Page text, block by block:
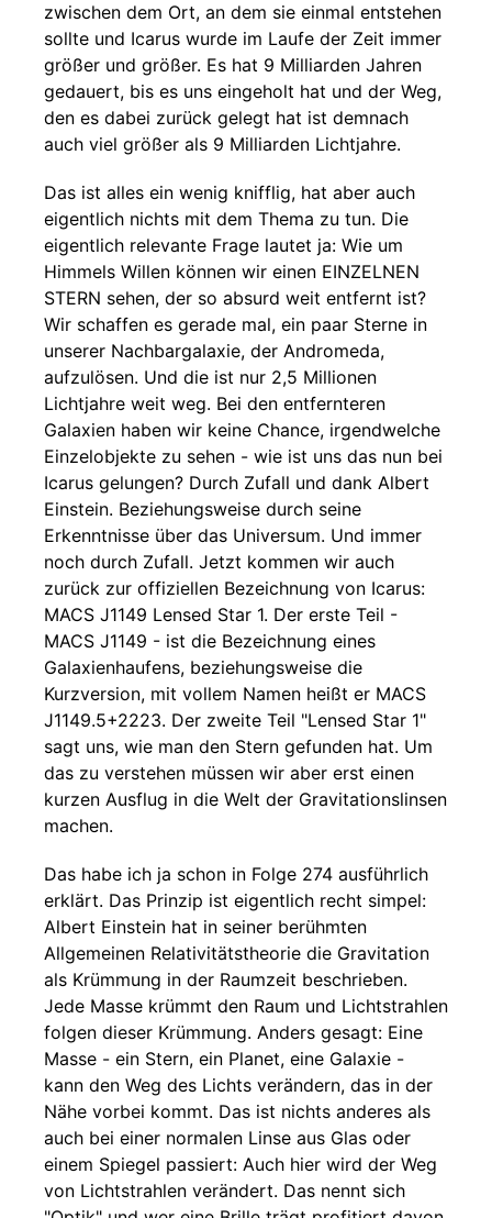
zwischen dem Ort, an dem sie einmal entstehen
sollte und Icarus wurde im Laufe der Zeit immer
größer und größer. Es hat 9 Milliarden Jahren
gedauert, bis es uns eingeholt hat und der Weg,
den es dabei zurück gelegt hat ist demnach
auch viel größer als 9 Milliarden Lichtjahre.
Das ist alles ein wenig knifflig, hat aber auch
eigentlich nichts mit dem Thema zu tun. Die
eigentlich relevante Frage lautet ja: Wie um
Himmels Willen können wir einen EINZELNEN
STERN sehen, der so absurd weit entfernt ist?
Wir schaffen es gerade mal, ein paar Sterne in
unserer Nachbargalaxie, der Andromeda,
aufzulösen. Und die ist nur 2,5 Millionen
Lichtjahre weit weg. Bei den entfernteren
Galaxien haben wir keine Chance, irgendwelche
Einzelobjekte zu sehen - wie ist uns das nun bei
Icarus gelungen? Durch Zufall und dank Albert
Einstein. Beziehungsweise durch seine
Erkenntnisse über das Universum. Und immer
noch durch Zufall. Jetzt kommen wir auch
zurück zur offiziellen Bezeichnung von Icarus:
MACS J1149 Lensed Star 1. Der erste Teil -
MACS J1149 - ist die Bezeichnung eines
Galaxienhaufens, beziehungsweise die
Kurzversion, mit vollem Namen heißt er MACS
J1149.5+2223. Der zweite Teil "Lensed Star 1"
sagt uns, wie man den Stern gefunden hat. Um
das zu verstehen müssen wir aber erst einen
kurzen Ausflug in die Welt der Gravitationslinsen
machen.
Das habe ich ja schon in Folge 274 ausführlich
erklärt. Das Prinzip ist eigentlich recht simpel:
Albert Einstein hat in seiner berühmten
Allgemeinen Relativitätstheorie die Gravitation
als Krümmung in der Raumzeit beschrieben.
Jede Masse krümmt den Raum und Lichtstrahlen
folgen dieser Krümmung. Anders gesagt: Eine
Masse - ein Stern, ein Planet, eine Galaxie -
kann den Weg des Lichts verändern, das in der
Nähe vorbei kommt. Das ist nichts anderes als
auch bei einer normalen Linse aus Glas oder
einem Spiegel passiert: Auch hier wird der Weg
von Lichtstrahlen verändert. Das nennt sich